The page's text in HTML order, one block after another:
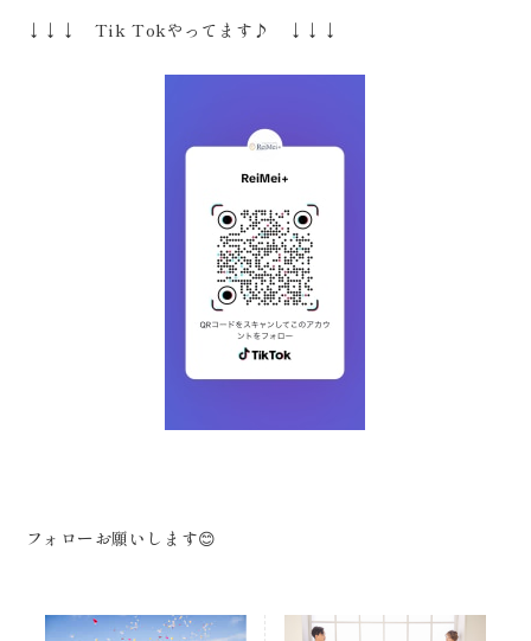
↓↓↓ Tik Tokやってます♪ ↓↓↓
フォローお願いします😊